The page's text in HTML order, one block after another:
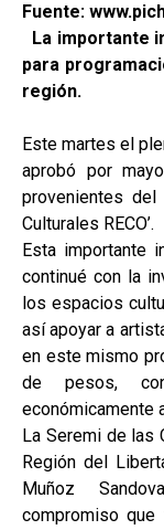
Fuente:
La importante
para
región.
Este martes el
aprobó por
provenientes
Culturales RECO’.
Esta importante
continué con la
los espacios
así apoyar a
en este mismo
de pesos,
económicamente
La Seremi de las
Región del
Muñoz
compromiso que